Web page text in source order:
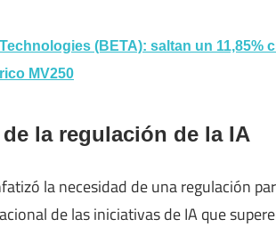
(BETA): saltan un 11,85%
MV250
la regulación de la IA
la necesidad de una regulación
de las iniciativas de IA que